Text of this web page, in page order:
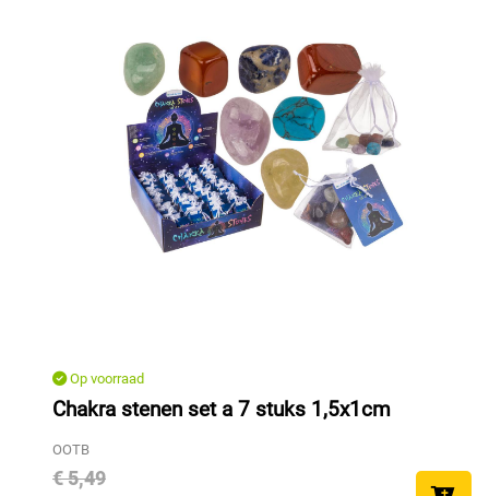
Op voorraad
Chakra stenen set a 7 stuks 1,5x1cm
OOTB
€ 5,49